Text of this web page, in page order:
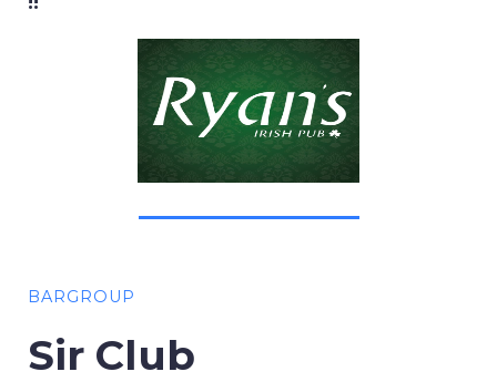
BARGROUP
Sir Club